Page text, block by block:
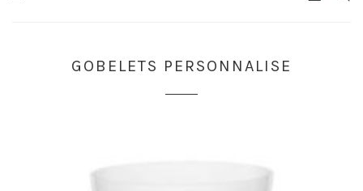
GOBELETS PERSONNALISE